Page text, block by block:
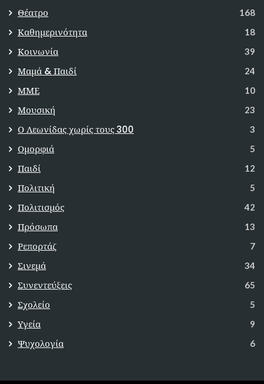
Θέατρο 168
Καθημερινότητα 18
Κοινωνία 39
Μαμά & Παιδί 24
ΜΜΕ 10
Μουσική 23
Ο Λεωνίδας χωρίς τους 300 3
Ομορφιά 5
Παιδί 12
Πολιτική 5
Πολιτισμός 42
Πρόσωπα 13
Ρεπορτάζ 7
Σινεμά 34
Συνεντεύξεις 65
Σχολείο 5
Υγεία 9
Ψυχολογία 6